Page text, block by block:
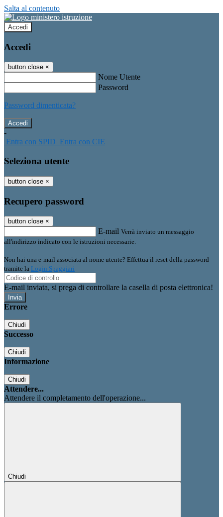
Salta al contenuto
Accedi
Accedi
button close ×
Nome Utente
Password
Password dimenticata?
-
Entra con SPID Entra con CIE
Seleziona utente
button close ×
Recupero password
button close ×
E-mail Verrà inviato un messaggio
all'indirizzo indicato con le istruzioni necessarie.
Non hai una e-mail associata al nome utente? Effettua il reset della password
tramite la Login Spaggiari
E-mail inviata, si prega di controllare la casella di posta elettronica!
Errore
Chiudi
Successo
Chiudi
Informazione
Chiudi
Attendere...
Attendere il completamento dell'operazione...
Chiudi